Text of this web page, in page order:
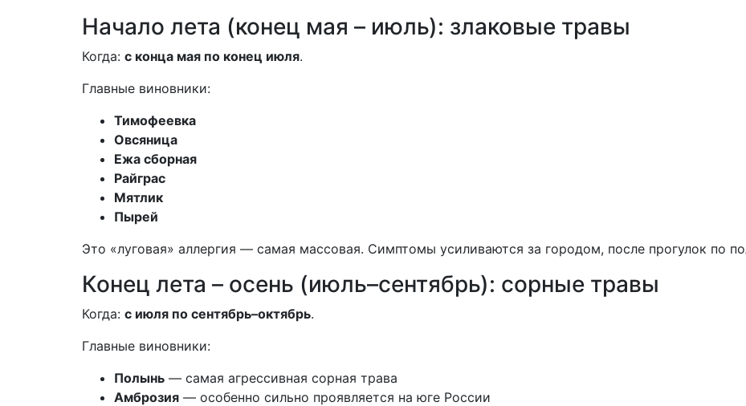
Начало лета (конец мая – июль): злаковые травы
Когда: с конца мая по конец июля.
Главные виновники:
Тимофеевка
Овсяница
Ежа сборная
Райграс
Мятлик
Пырей
Это «луговая» аллергия — самая массовая. Симптомы усиливаются за городом, после прогулок по
Конец лета – осень (июль–сентябрь): сорные травы
Когда: с июля по сентябрь–октябрь.
Главные виновники:
Полынь — самая агрессивная сорная трава
Амброзия — особенно сильно проявляется на юге России